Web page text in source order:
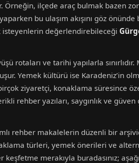
ilçede araç bulmak bazen
bu ulaşım akışını göz
isteyenlerin değerlendirebileceği
rotaları ve tarihi yapılarla
Yemek kültürü ise Karadeniz’in
ziyaretçi, konaklama süresince
rehber yazıları, saygınlık ve
rehber makalelerin düzenli bir
türleri, yemek önerileri ve
merakıyla buradasınız;